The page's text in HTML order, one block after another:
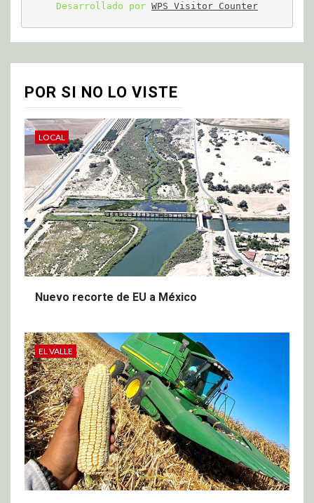
Desarrollado por WPS Visitor Counter
POR SI NO LO VISTE
LOCAL
Nuevo recorte de EU a México
EL VALLE